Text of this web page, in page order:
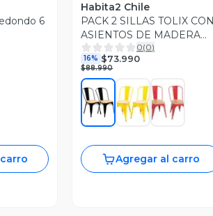
6
Habita2 Chile
PACK 2 SILLAS TOLIX CON
ASIENTOS DE MADERA
ESTRUCTURA METALICA
0(0)
16% $73.990
$88.990
Agregar al carro